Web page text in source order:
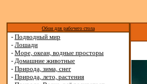
Обои для рабочего стола
- Подводный мир
- Лошади
- Море, океан, водные просторы
- Домашние животные
- Природа, зима, снег
- Природа, лето, растения